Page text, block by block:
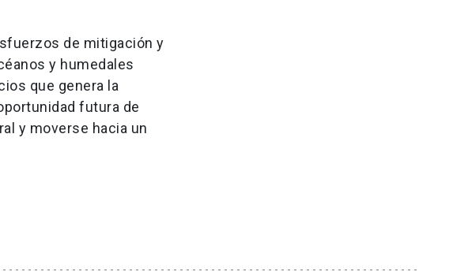
de mitigación y
y humedales
que genera la
futura de
y moverse hacia un